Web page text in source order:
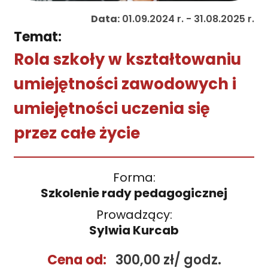
Temat:
Data: 01.09.2024 r. - 31.08.2025 r.
Rola szkoły w kształtowaniu
umiejętności zawodowych i
umiejętności uczenia się
przez całe życie
Forma:
Szkolenie rady pedagogicznej
Prowadzący:
Sylwia Kurcab
Cena od: 300,00 zł/ godz.